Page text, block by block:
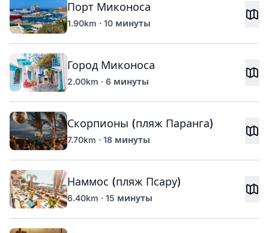
Порт Миконоса
1.90km · 10 минуты
Город Миконоса
2.00km · 6 минуты
Скорпионы (пляж Паранга)
7.70km · 18 минуты
Наммос (пляж Псару)
6.40km · 15 минуты